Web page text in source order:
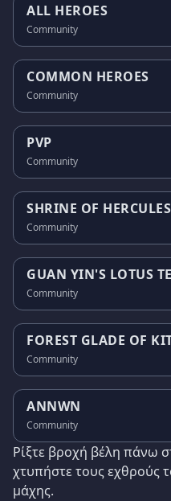
ALL HEROES
Community
COMMON HEROES
Community
PVP
Community
SHRINE OF HERCULES
Community
GUAN YIN'S LOTUS
Community
FOREST GLADE OF
Community
ANNWN
Community
Ρίξτε βροχή βέλη πάνω
χτυπήστε τους εχθρούς
μάχης.